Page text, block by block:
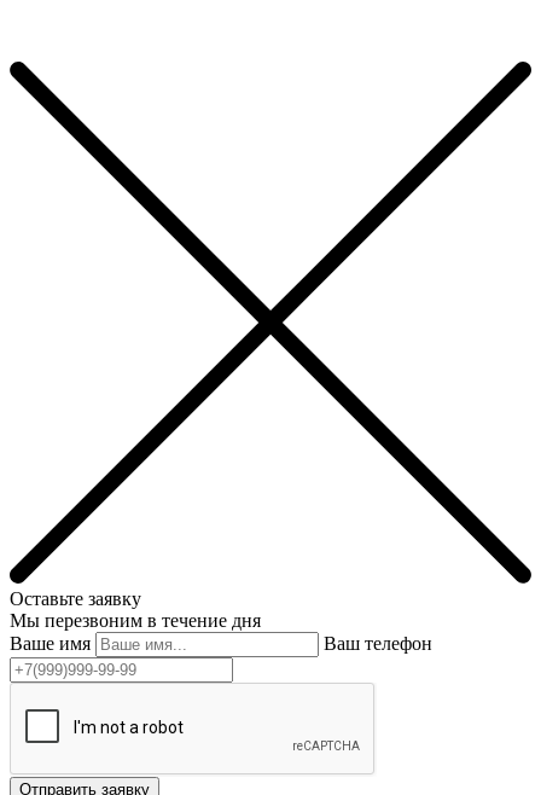
Оставьте заявку
Мы перезвоним в течение дня
Ваше имя
Ваш телефон
Отправить заявку